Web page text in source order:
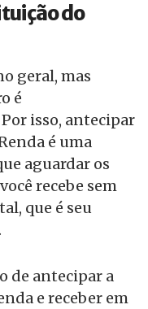
do
geral, mas
é
isso, antecipar
é uma
aguardar os
recebe sem
que é seu
de antecipar a
e receber em